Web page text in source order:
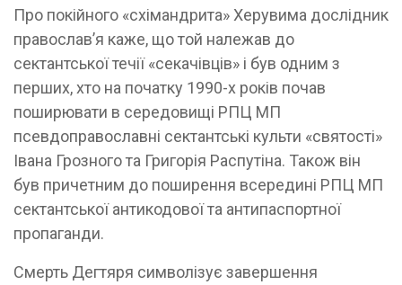
Про покійного «схімандрита» Херувима дослідник
православ’я каже, що той належав до
сектантської течії «секачівців» і був одним з
перших, хто на початку 1990-х років почав
поширювати в середовищі РПЦ МП
псевдоправославні сектантські культи «святості»
Івана Грозного та Григорія Распутіна. Також він
був причетним до поширення всередині РПЦ МП
сектантської антикодової та антипаспортної
пропаганди.
Смерть Дегтяря символізує завершення